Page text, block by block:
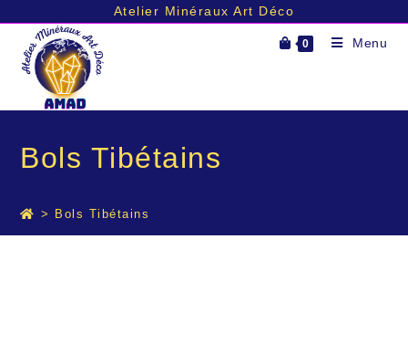
Atelier Minéraux Art Déco
0 Menu
Bols Tibétains
> Bols Tibétains